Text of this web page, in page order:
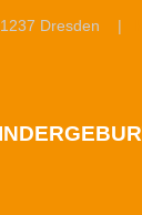
Dresden |